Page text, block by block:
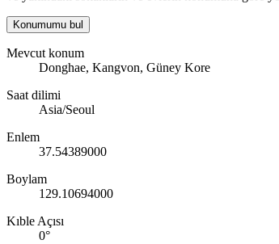
Konumumu bul
Mevcut konum
Donghae, Kangvon, Güney Kore
Saat dilimi
Asia/Seoul
Enlem
37.54389000
Boylam
129.10694000
Kıble Açısı
0°